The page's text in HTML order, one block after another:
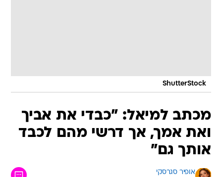
ShutterStock
מכתב למיאל: "כבדי את אביך
ואת אמך, אך דרשי מהם לכבד
אותך גם"
אופיר סגרסקי